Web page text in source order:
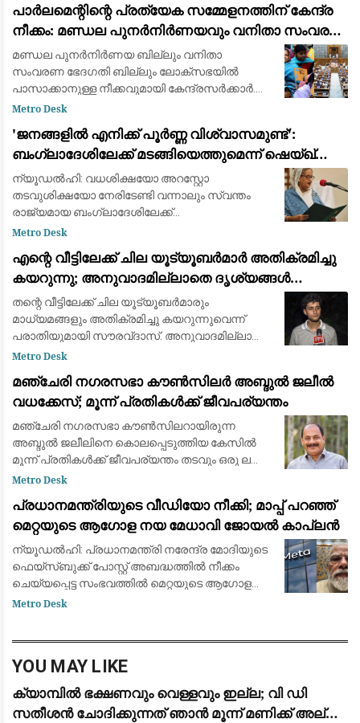
എം വി ഗോവിന്ദൻ പറഞ്ഞു
പാർലമെന്റിന്റെ പ്രത്യേക സമ്മേളനത്തിന് കേന്ദ്ര
നീക്കം: മണ്ഡല പുനർനിർണയവും വനിതാ സംവരണ
ഭേദഗതിയും അജണ്ടയിൽ
മണ്ഡല പുനർനിർണയ ബില്ലും വനിതാ
സംവരണ ഭേദഗതി ബില്ലും ലോക്സഭയിൽ
പാസാക്കാനുള്ള നീക്കവുമായി കേന്ദ്രസർക്കാർ.
ഇതിനായി ഈ മാസം 16 മുതൽ 18 വരെ
തീരുമാനം. ഭരണഘടനാ ഭേദഗതി
Metro Desk
'ജനങ്ങളിൽ എനിക്ക് പൂർണ്ണ വിശ്വാസമുണ്ട്':
ബംഗ്ലാദേശിലേക്ക് മടങ്ങിയെത്തുമെന്ന് ഷെയ്ഖ്
ഹസീന
ന്യൂഡൽഹി: വധശിക്ഷയോ അറസ്റ്റോ
തടവുശിക്ഷയോ നേരിടേണ്ടി വന്നാലും സ്വന്തം
രാജ്യമായ ബംഗ്ലാദേശിലേക്ക്
തിരികെയെത്തുമെന്ന് മുൻ പ്രധാനമന്ത്രി ഷെയ്ഖ്
വിശ്വാസമുണ്ട്. എന്നെ കൊ
Metro Desk
എന്റെ വീട്ടിലേക്ക് ചില യൂട്യൂബർമാർ അതിക്രമിച്ചു
കയറുന്നു; അനുവാദമില്ലാതെ ദൃശ്യങ്ങൾ
പകർത്തുന്നു: സുരക്ഷയിൽ ആശങ്കയെന്ന്
സൗരവ്ദാസ്
തന്റെ വീട്ടിലേക്ക് ചില യൂട്യൂബർമാരും
മാധ്യമങ്ങളും അതിക്രമിച്ചു കയറുന്നുവെന്ന്
പരാതിയുമായി സൗരവ്ദാസ്. അനുവാദമില്ലാതെ
ദൃശ്യങ്ങൾ പകർത്തുന്നു. സുരക്ഷയിൽ
യൂട്യൂബ
Metro Desk
മഞ്ചേരി നഗരസഭാ കൗൺസിലർ അബ്ദുൽ ജലീൽ
വധക്കേസ്; മൂന്ന് പ്രതികൾക്ക് ജീവപര്യന്തം
മഞ്ചേരി നഗരസഭാ കൗൺസിലറായിരുന്ന
അബ്ദുൽ ജലീലിനെ കൊലപ്പെടുത്തിയ കേസിൽ
മൂന്ന് പ്രതികൾക്ക് ജീവപര്യന്തം തടവും ഒരു ലക്ഷം
രൂപ വീതം പിഴയും വിധിച്ച് മഞ്ചേരി അഡീഷണൽ
സൂരജാണ് ശിക്ഷ
Metro Desk
പ്രധാനമന്ത്രിയുടെ വീഡിയോ നീക്കി; മാപ്പ് പറഞ്ഞ്
മെറ്റയുടെ ആഗോള നയ മേധാവി ജോയൽ കാപ്ലൻ
ന്യൂഡൽഹി: പ്രധാനമന്ത്രി നരേന്ദ്ര മോദിയുടെ
ഫെയ്സ്ബുക്ക് പോസ്റ്റ് അബദ്ധത്തിൽ നീക്കം
ചെയ്യപ്പെട്ട സംഭവത്തിൽ മെറ്റയുടെ ആഗോള
നയ മേധാവി ജോയൽ കാപ്ലൻ കേന്ദ്ര
Metro Desk
YOU MAY LIKE
ക്യാമ്പിൽ ഭക്ഷണവും വെള്ളവും ഇല്ല; വി ഡി
സതീശൻ ചോദിക്കുന്നത് ഞാൻ മൂന്ന് മണിക്ക് അല്ലെ